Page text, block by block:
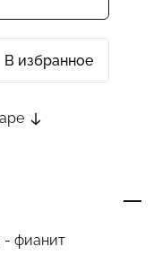
В избранное
- фианит